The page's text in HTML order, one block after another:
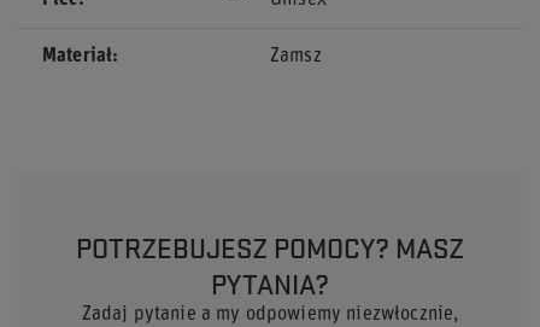
Materiał Zamsz
POTRZEBUJESZ POMOCY? MASZ
PYTANIA?
Zadaj pytanie a my odpowiemy niezwłocznie,